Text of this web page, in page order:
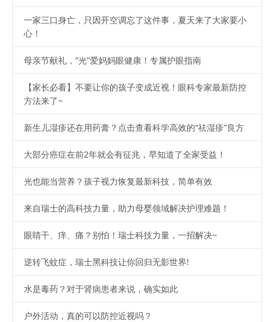
一家三口身亡，只因开空调忘了这件事，夏天来了大家要小
心！
母亲节献礼，“光”爱妈妈眼健康！专属护眼指南
【家长必看】不要让你的孩子变成近视！眼科专家最新防控
方法来了~
新生儿湿疹还在用药膏？点击查看科学高效的“祛湿疹”良方
大部分癌症在前2年就会有征兆，早知道了全家受益！
光也能当营养？孩子视力恢复最新科技，简单有效
来自瑞士的高科技力量，助力母婴领域解决护理难题！
眼睛干、痒、痛？别怕！瑞士科技力量，一招解决~
逆转飞蚊症，瑞士黑科技让你回归无影世界!
水是毒药？对于肾病患者来说，确实如此
户外活动，真的可以防控近视吗？